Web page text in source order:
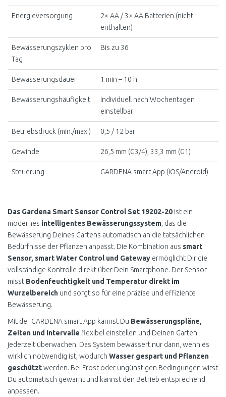
Energieversorgung
2× AA / 3× AA Batterien (nicht
enthalten)
Bewässerungszyklen pro
Tag
Bis zu 36
Bewässerungsdauer 1 min – 10 h
Bewässerungshäufigkeit
Individuell nach Wochentagen
einstellbar
Betriebsdruck (min./max.) 0,5 / 12 bar
Gewinde 26,5 mm (G3/4), 33,3 mm (G1)
Steuerung GARDENA smart App (iOS/Android)
Das Gardena Smart Sensor Control Set 19202-20 ist ein
modernes intelligentes Bewässerungssystem , das die
Bewässerung Deines Gartens automatisch an die tatsächlichen
Bedürfnisse der Pflanzen anpasst. Die Kombination aus smart
Sensor, smart Water Control und Gateway ermöglicht Dir die
vollständige Kontrolle direkt über Dein Smartphone. Der Sensor
misst Bodenfeuchtigkeit und Temperatur direkt im
Wurzelbereich und sorgt so für eine präzise und effiziente
Bewässerung.
Mit der GARDENA smart App kannst Du Bewässerungspläne,
Zeiten und Intervalle flexibel einstellen und Deinen Garten
jederzeit überwachen. Das System bewässert nur dann, wenn es
wirklich notwendig ist, wodurch Wasser gespart und Pflanzen
geschütztwerden. Bei Frost oder ungünstigen Bedingungen wirst
Du automatisch gewarnt und kannst den Betrieb entsprechend
anpassen.